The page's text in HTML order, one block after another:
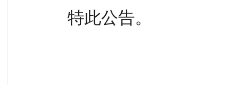
  特此公告。